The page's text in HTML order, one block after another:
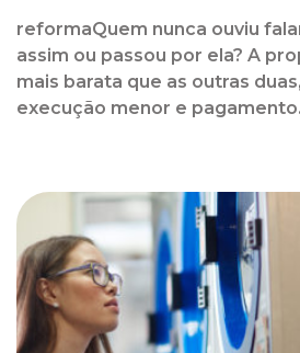
reformaQuem nunca ouviu
assim ou passou por ela? A
mais barata que as outras
execução menor e